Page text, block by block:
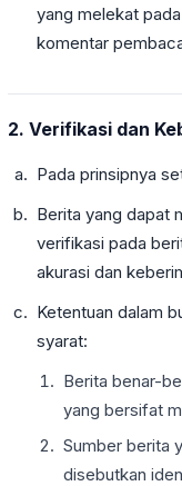
yang melekat
komentar
2. Verifikasi dan
Pada prinsipnya
Berita yang dapat
verifikasi pada
akurasi dan
Ketentuan dalam
syarat:
Berita benar-
yang bersifat
Sumber berita
disebutkan